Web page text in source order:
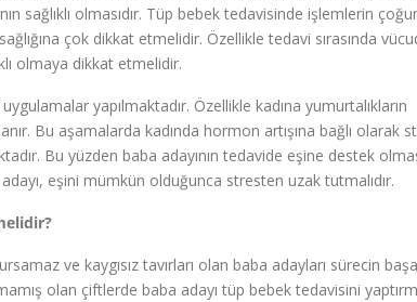
sağlıklı olmasıdır. Tüp bebek tedavisinde işlemlerin
çok dikkat etmelidir. Özellikle tedavi sırasında
olmaya dikkat etmelidir.
yapılmaktadır. Özellikle kadına yumurtalıkların
Bu aşamalarda kadında hormon artışına bağlı olarak
Bu yüzden baba adayının tedavide eşine destek
adayı, eşini mümkün olduğunca stresten uzak tutmalıdır.
ve kaygısız tavırları olan baba adayları sürecin
olan çiftlerde baba adayı tüp bebek tedavisini